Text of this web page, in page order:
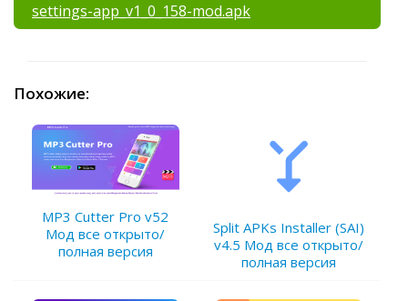
settings-app_v1_0_158-mod.apk
Похожие:
MP3 Cutter Pro v52
Мод все открыто/
полная версия
Split APKs Installer (SAI)
v4.5 Мод все открыто/
полная версия